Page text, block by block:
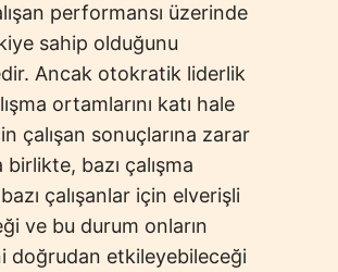
performansı üzerinde
sahip olduğunu
Ancak otokratik liderlik
ortamlarını katı hale
çalışan sonuçlarına zarar
bazı çalışma
çalışanlar için elverişli
ve bu durum onların
doğrudan etkileyebileceği